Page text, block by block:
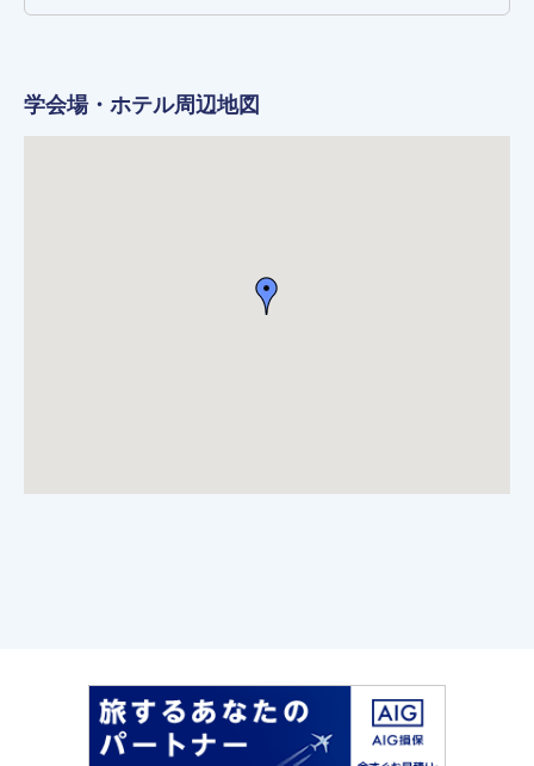
学会場・ホテル周辺地図